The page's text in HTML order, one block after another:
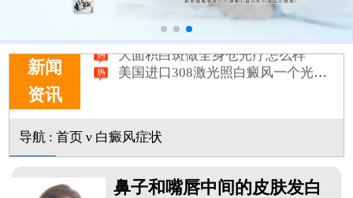
新闻
资讯
身上多处出现白斑要做全身检查吗
淘宝购买的伍德灯检查白斑准确吗
大面积白斑做全身仓光疗怎么样
美国进口308激光照白癜风一个光斑大概费用多少
导航: 首页ν 白癜风症状
鼻子和嘴唇中间的皮肤发白